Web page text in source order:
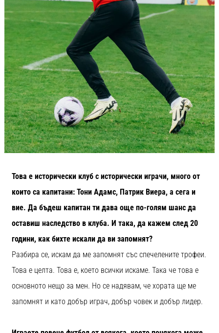
Това е исторически клуб с исторически играчи, много от
които са капитани: Тони Адамс, Патрик Виера, а сега и
вие. Да бъдеш капитан ти дава още по-голям шанс да
оставиш наследство в клуба. И така, да кажем след 20
години, как бихте искали да ви запомнят?
Разбира се, искам да ме запомнят със спечелените трофеи.
Това е целта. Това е, което всички искаме. Така че това е
основното нещо за мен. Но се надявам, че хората ще ме
запомнят и като добър играч, добър човек и добър лидер.